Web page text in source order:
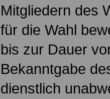
Mitgliedern des
für die Wahl
bis zur Dauer
Bekanntgabe
dienstlich